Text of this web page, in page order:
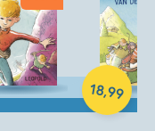
Voorleesboeken
Rick de Haas
18,99
Hardcover